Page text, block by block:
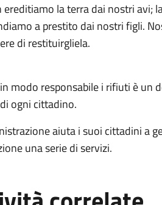
ereditiamo la terra dai nostri avi;
a prestito dai nostri figli.
di restituirgliela.
modo responsabile i rifiuti è un
ogni cittadino.
aiuta i suoi cittadini a
una serie di servizi.